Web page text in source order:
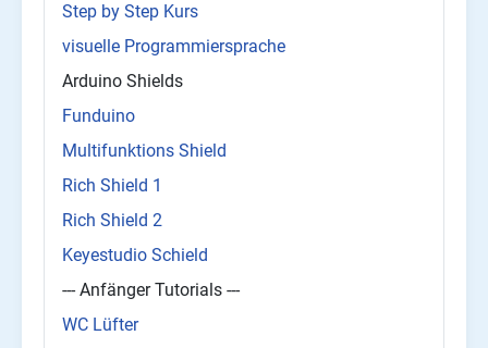
Step by Step Kurs
visuelle Programmiersprache
Arduino Shields
Funduino
Multifunktions Shield
Rich Shield 1
Rich Shield 2
Keyestudio Schield
--- Anfänger Tutorials ---
WC Lüfter